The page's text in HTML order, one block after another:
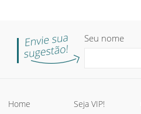
Seu nome
Home Seja VIP!